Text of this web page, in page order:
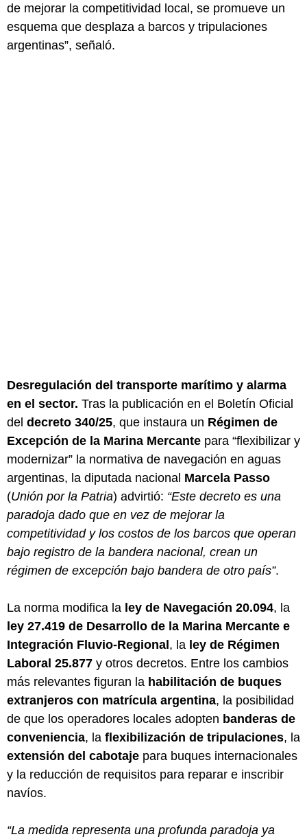
de mejorar la competitividad local, se promueve un
esquema que desplaza a barcos y tripulaciones
argentinas”, señaló.
Desregulación del transporte marítimo y alarma
en el sector. Tras la publicación en el Boletín Oficial
del decreto 340/25, que instaura un Régimen de
Excepción de la Marina Mercante para “flexibilizar y
modernizar” la normativa de navegación en aguas
argentinas, la diputada nacional Marcela Passo
(Unión por la Patria) advirtió: “Este decreto es una
paradoja dado que en vez de mejorar la
competitividad y los costos de los barcos que operan
bajo registro de la bandera nacional, crean un
régimen de excepción bajo bandera de otro país”.
La norma modifica la ley de Navegación 20.094, la
ley 27.419 de Desarrollo de la Marina Mercante e
Integración Fluvio-Regional, la ley de Régimen
Laboral 25.877 y otros decretos. Entre los cambios
más relevantes figuran la habilitación de buques
extranjeros con matrícula argentina, la posibilidad
de que los operadores locales adopten banderas de
conveniencia, la flexibilización de tripulaciones, la
extensión del cabotaje para buques internacionales
y la reducción de requisitos para reparar e inscribir
navíos.
“La medida representa una profunda paradoja ya